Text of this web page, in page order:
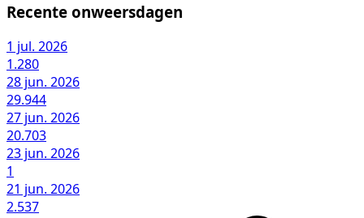
Recente onweersdagen
1 jul. 2026
1.280
28 jun. 2026
29.944
27 jun. 2026
20.703
23 jun. 2026
1
21 jun. 2026
2.537